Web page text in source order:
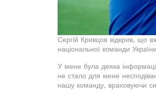
Сергій Кривцов відкрив, що
національної команди
У мене була деяка
не стало для мене
нашу команду, враховуючи